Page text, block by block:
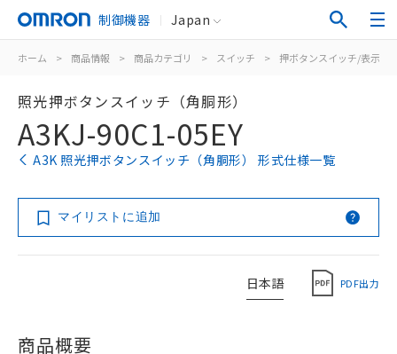
制御機器 Japan
ホーム > 商品情報 > 商品カテゴリ > スイッチ > 押ボタンスイッチ/表示灯
照光押ボタンスイッチ（角胴形）
A3KJ-90C1-05EY
A3K 照光押ボタンスイッチ（角胴形） 形式仕様一覧
マイリストに追加
日本語 PDF出力
商品概要